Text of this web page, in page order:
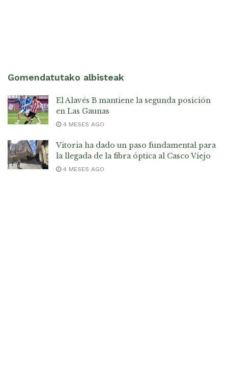
Gomendatutako albisteak
El Alavés B mantiene la segunda posición
en Las Gaunas
4 MESES AGO
Vitoria ha dado un paso fundamental para
la llegada de la fibra óptica al Casco Viejo
4 MESES AGO